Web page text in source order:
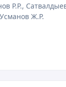
Р.Р.,
Ж.Р.